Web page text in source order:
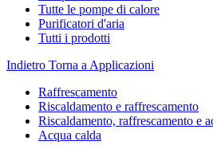
Tutte le pompe di calore
Purificatori d'aria
Tutti i prodotti
Indietro Torna a Applicazioni
Raffrescamento
Riscaldamento e raffrescamento
Riscaldamento, raffrescamento e
Acqua calda